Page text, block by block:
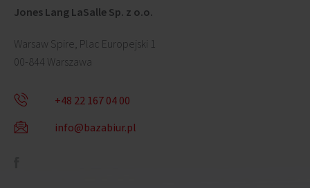
Jones Lang LaSalle Sp. z o.o.
Warsaw Spire, Plac Europejski 1
00-844 Warszawa
+48 22 167 04 00
info@bazabiur.pl